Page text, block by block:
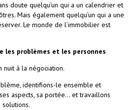
doute quelqu’un qui a un calendrier et
Mais également quelqu’un qui a une
Le monde de l’immobilier est
les problèmes et les personnes
nuit à la négociation.
identifions-le ensemble et
aspects, sa portée… et travaillons